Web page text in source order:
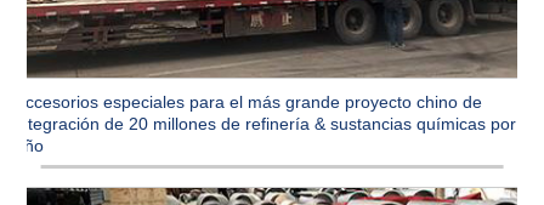
Accesorios especiales para el más grande proyecto chino de
integración de 20 millones de refinería & sustancias químicas por
año